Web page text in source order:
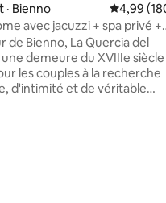
Bienno Note
4,99
avec jacuzzi + spa privé +
Alpes
de Bienno, La Quercia del
demeure du XVIIIe siècle
les couples à la recherche
d'intimité et de véritable